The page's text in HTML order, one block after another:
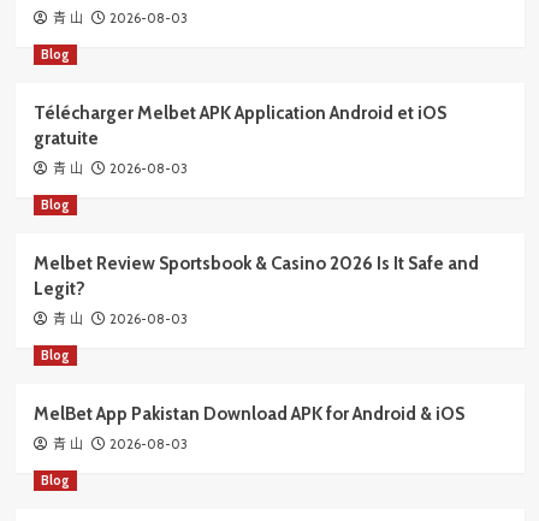
青 山 2026-08-03
Blog
Télécharger Melbet APK Application Android et iOS
gratuite
青 山 2026-08-03
Blog
Melbet Review Sportsbook & Casino 2026 Is It Safe and
Legit?
青 山 2026-08-03
Blog
MelBet App Pakistan Download APK for Android & iOS
青 山 2026-08-03
Blog